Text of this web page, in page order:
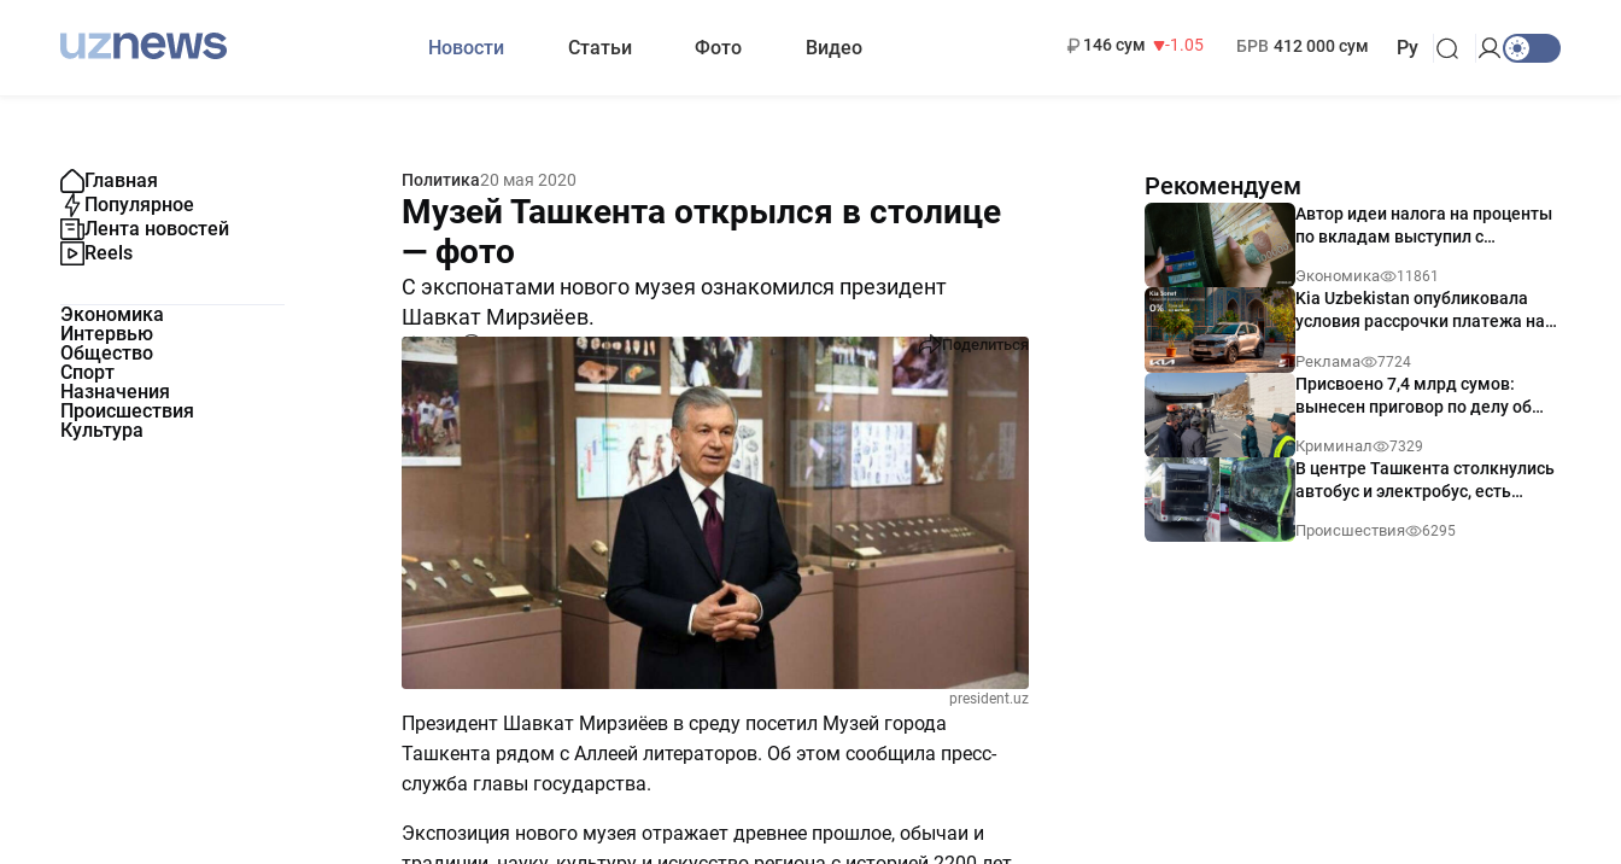
Новости Статьи Фото Видео
146 сум
-1.05
БРВ 412 000 сум Ру
Главная
Популярное
Лента новостей
Reels
Экономика
Интервью
Общество
Спорт
Назначения
Происшествия
Культура
Политика20 мая 2020
Музей Ташкента открылся в столице
— фото
С экспонатами нового музея ознакомился президент
Шавкат Мирзиёев.
6640 Поделиться
president.uz
Президент Шавкат Мирзиёев в среду посетил Музей города
Ташкента рядом с Аллеей литераторов. Об этом сообщила пресс-
служба главы государства.
Экспозиция нового музея отражает древнее прошлое, обычаи и
Рекомендуем
Автор идеи налога на проценты
по вкладам выступил с
Экономика 11861
Kia Uzbekistan опубликовала
условия рассрочки платежа на
годовых
Реклама 7724
Присвоено 7,4 млрд сумов:
вынесен приговор по делу об
Ташкенте
Криминал 7329
В центре Ташкента столкнулись
автобус и электробус, есть
Происшествия 6295